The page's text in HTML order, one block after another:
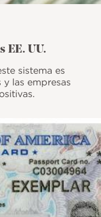
UU.
sistema es
las empresas